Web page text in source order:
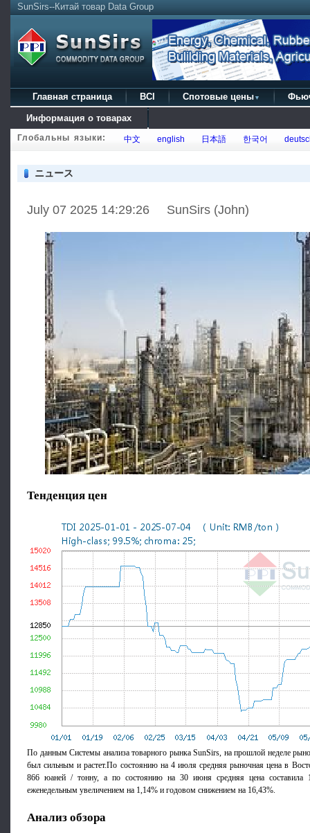
SunSirs--Китай товар Data Group
Главная страница BCI Спотовые цены ▼
Информация о товарах
Глобальны языки: 中文 english 日本語 한국어
ニュース
July 07 2025 14:29:26 SunSirs (John)
Тенденция цен
По данным Системы анализа товарного рынка SunSirs, на прошлой неделе
был сильным и растет.По состоянию на 4 июля средняя рыночная цена в
866 юаней / тонну, а по состоянию на 30 июня средняя цена
еженедельным увеличением на 1,14% и годовом снижением на 16,43%.
Анализ обзора